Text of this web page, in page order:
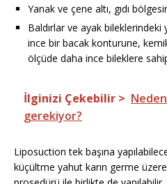
Yanak ve çene altı, gıdı
Baldırlar ve ayak bileklerindeki
ince bir bacak konturune,
ölçüde daha ince bileklere
İlginizi Çekebilir >
gerekiyor?
Liposuction tek başına
küçültme yahut karın germe